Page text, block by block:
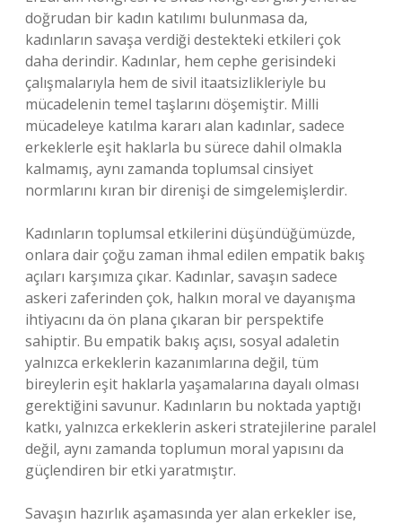
doğrudan bir kadın katılımı bulunmasa da,
kadınların savaşa verdiği destekteki etkileri çok
daha derindir. Kadınlar, hem cephe gerisindeki
çalışmalarıyla hem de sivil itaatsizlikleriyle bu
mücadelenin temel taşlarını döşemiştir. Milli
mücadeleye katılma kararı alan kadınlar, sadece
erkeklerle eşit haklarla bu sürece dahil olmakla
kalmamış, aynı zamanda toplumsal cinsiyet
normlarını kıran bir direnişi de simgelemişlerdir.
Kadınların toplumsal etkilerini düşündüğümüzde,
onlara dair çoğu zaman ihmal edilen empatik bakış
açıları karşımıza çıkar. Kadınlar, savaşın sadece
askeri zaferinden çok, halkın moral ve dayanışma
ihtiyacını da ön plana çıkaran bir perspektife
sahiptir. Bu empatik bakış açısı, sosyal adaletin
yalnızca erkeklerin kazanımlarına değil, tüm
bireylerin eşit haklarla yaşamalarına dayalı olması
gerektiğini savunur. Kadınların bu noktada yaptığı
katkı, yalnızca erkeklerin askeri stratejilerine paralel
değil, aynı zamanda toplumun moral yapısını da
güçlendiren bir etki yaratmıştır.
Savaşın hazırlık aşamasında yer alan erkekler ise,